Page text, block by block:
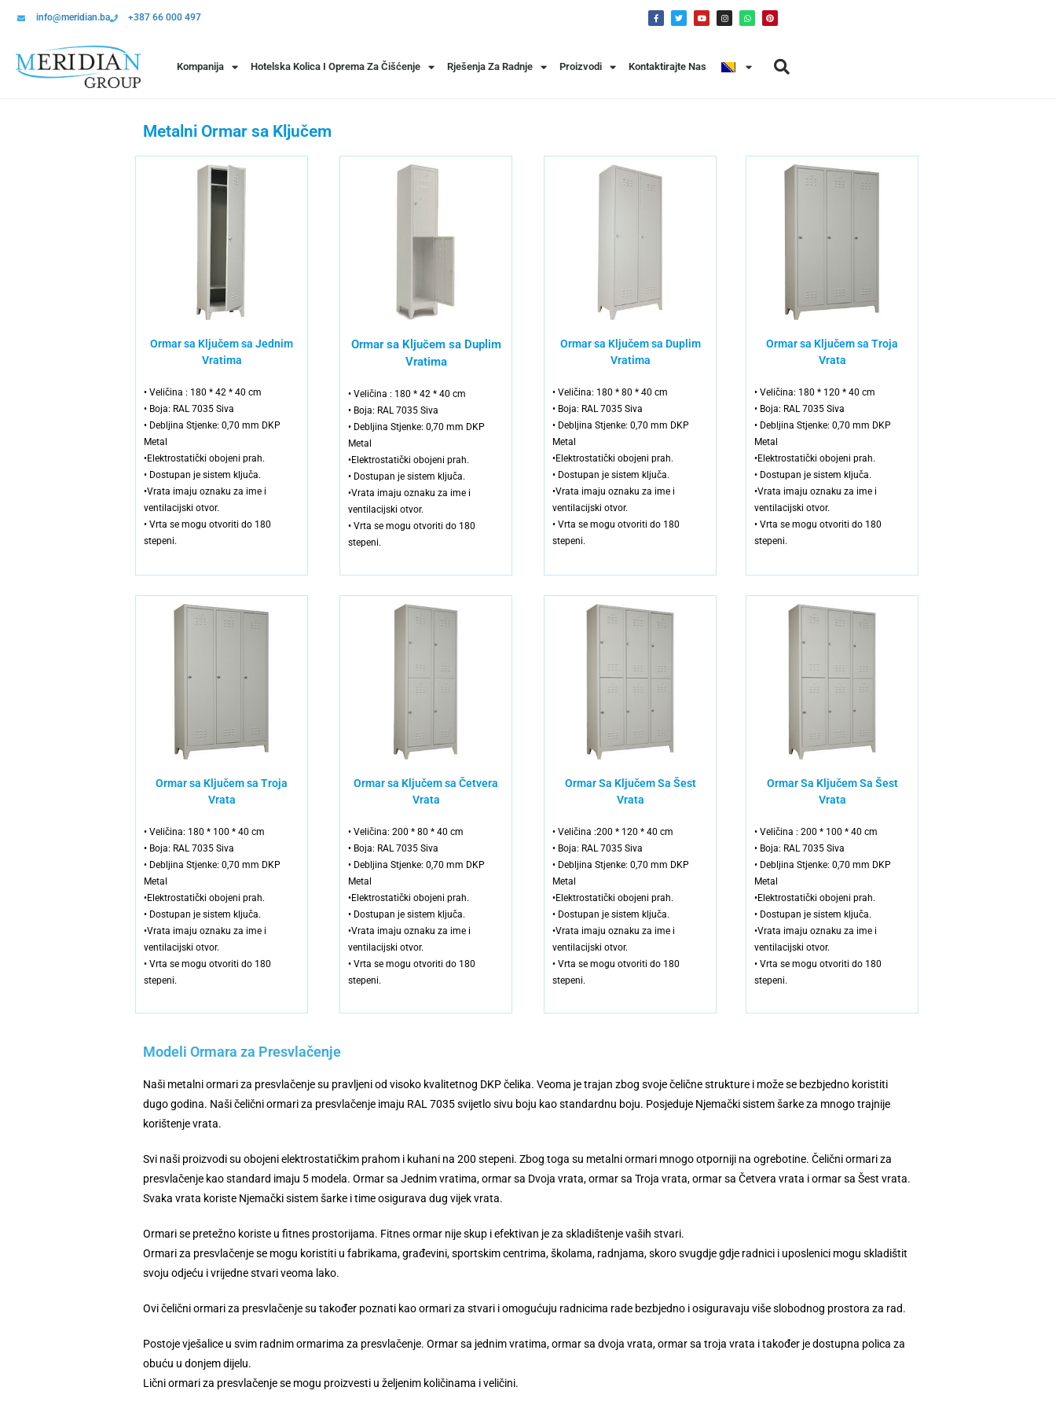
info@meridian.ba +387 66 000 497
Kompanija Hotelska Kolica I Oprema Za Čišćenje Rješenja Za Radnje Proizvodi Kontaktirajte Nas
Metalni Ormar sa Ključem
Ormar sa Ključem sa Jednim
Vratima
• Veličina : 180 * 42 * 40 cm
• Boja: RAL 7035 Siva
• Debljina Stjenke: 0,70 mm DKP
Metal
•Elektrostatički obojeni prah.
• Dostupan je sistem ključa.
•Vrata imaju oznaku za ime i
ventilacijski otvor.
• Vrta se mogu otvoriti do 180
stepeni.
Ormar sa Ključem sa Duplim
Vratima
• Veličina : 180 * 42 * 40 cm
• Boja: RAL 7035 Siva
• Debljina Stjenke: 0,70 mm DKP
Metal
•Elektrostatički obojeni prah.
• Dostupan je sistem ključa.
•Vrata imaju oznaku za ime i
ventilacijski otvor.
• Vrta se mogu otvoriti do 180
stepeni.
Ormar sa Ključem sa Duplim
Vratima
• Veličina: 180 * 80 * 40 cm
• Boja: RAL 7035 Siva
• Debljina Stjenke: 0,70 mm DKP
Metal
•Elektrostatički obojeni prah.
• Dostupan je sistem ključa.
•Vrata imaju oznaku za ime i
ventilacijski otvor.
• Vrta se mogu otvoriti do 180
stepeni.
Ormar sa Ključem sa Troja
Vrata
• Veličina: 180 * 120 * 40 cm
• Boja: RAL 7035 Siva
• Debljina Stjenke: 0,70 mm DKP
Metal
•Elektrostatički obojeni prah.
• Dostupan je sistem ključa.
•Vrata imaju oznaku za ime i
ventilacijski otvor.
• Vrta se mogu otvoriti do 180
stepeni.
Ormar sa Ključem sa Troja
Vrata
• Veličina: 180 * 100 * 40 cm
• Boja: RAL 7035 Siva
• Debljina Stjenke: 0,70 mm DKP
Metal
•Elektrostatički obojeni prah.
• Dostupan je sistem ključa.
•Vrata imaju oznaku za ime i
ventilacijski otvor.
• Vrta se mogu otvoriti do 180
stepeni.
Ormar sa Ključem sa Četvera
Vrata
• Veličina: 200 * 80 * 40 cm
• Boja: RAL 7035 Siva
• Debljina Stjenke: 0,70 mm DKP
Metal
•Elektrostatički obojeni prah.
• Dostupan je sistem ključa.
•Vrata imaju oznaku za ime i
ventilacijski otvor.
• Vrta se mogu otvoriti do 180
stepeni.
Ormar Sa Ključem Sa Šest
Vrata
• Veličina :200 * 120 * 40 cm
• Boja: RAL 7035 Siva
• Debljina Stjenke: 0,70 mm DKP
Metal
•Elektrostatički obojeni prah.
• Dostupan je sistem ključa.
•Vrata imaju oznaku za ime i
ventilacijski otvor.
• Vrta se mogu otvoriti do 180
stepeni.
Ormar Sa Ključem Sa Šest
Vrata
• Veličina : 200 * 100 * 40 cm
• Boja: RAL 7035 Siva
• Debljina Stjenke: 0,70 mm DKP
Metal
•Elektrostatički obojeni prah.
• Dostupan je sistem ključa.
•Vrata imaju oznaku za ime i
ventilacijski otvor.
• Vrta se mogu otvoriti do 180
stepeni.
Modeli Ormara za Presvlačenje
Naši metalni ormari za presvlačenje su pravljeni od visoko kvalitetnog DKP čelika. Veoma je trajan zbog svoje čelične strukture i može se bezbjedno koristiti
dugo godina. Naši čelični ormari za presvlačenje imaju RAL 7035 svijetlo sivu boju kao standardnu boju. Posjeduje Njemački sistem šarke za mnogo trajnije
korištenje vrata.
Svi naši proizvodi su obojeni elektrostatičkim prahom i kuhani na 200 stepeni. Zbog toga su metalni ormari mnogo otporniji na ogrebotine. Čelični ormari za
presvlačenje kao standard imaju 5 modela. Ormar sa Jednim vratima, ormar sa Dvoja vrata, ormar sa Troja vrata, ormar sa Četvera vrata i ormar sa Šest vrata.
Svaka vrata koriste Njemački sistem šarke i time osigurava dug vijek vrata.
Ormari se pretežno koriste u fitnes prostorijama. Fitnes ormar nije skup i efektivan je za skladištenje vaših stvari.
Ormari za presvlačenje se mogu koristiti u fabrikama, građevini, sportskim centrima, školama, radnjama, skoro svugdje gdje radnici i uposlenici mogu skladištit
svoju odjeću i vrijedne stvari veoma lako.
Ovi čelični ormari za presvlačenje su također poznati kao ormari za stvari i omogućuju radnicima rade bezbjedno i osiguravaju više slobodnog prostora za rad.
Postoje vješalice u svim radnim ormarima za presvlačenje. Ormar sa jednim vratima, ormar sa dvoja vrata, ormar sa troja vrata i također je dostupna polica za
obuću u donjem dijelu.
Lični ormari za presvlačenje se mogu proizvesti u željenim količinama i veličini.